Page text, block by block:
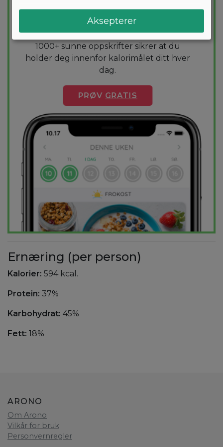
Vil du gå ned noen kilo? Med Arono får du
den mest effektive guiden til vekttap. En
diettplan er skreddersydd for deg og
1000+ sunne oppskrifter sikrer at du
holder deg innenfor kalorimålet ditt hver
dag.
PRØV GRATIS
Ernæring (per person)
Kalorier: 594 kcal.
Protein: 37%
Karbohydrat: 45%
Fett: 18%
ARONO
Om Arono
Vilkår for bruk
Personvernregler
Aksepterer